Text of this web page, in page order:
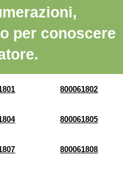
per conoscere
800061802
800061805
800061808